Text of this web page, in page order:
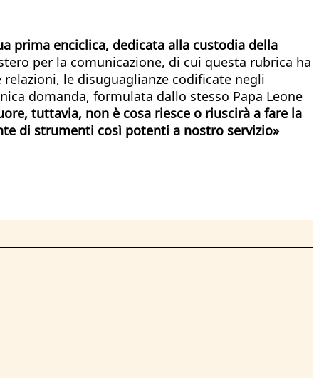
prima enciclica, dedicata alla custodia della
per la comunicazione, di cui questa rubrica ha
le disuguaglianze codificate negli
domanda, formulata dallo stesso Papa Leone
tuttavia, non è cosa riesce o riuscirà a fare la
di strumenti così potenti a nostro servizio»